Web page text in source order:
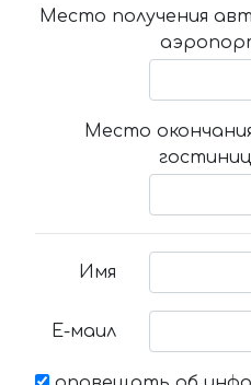
Место получения
Место
Имя
Е-маил